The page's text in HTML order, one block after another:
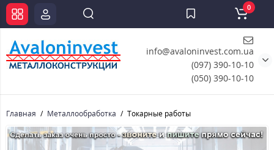
info@avaloninvest.com.ua
(097) 390-10-10
(050) 390-10-10
0
Главная Металлообработка Токарные работы